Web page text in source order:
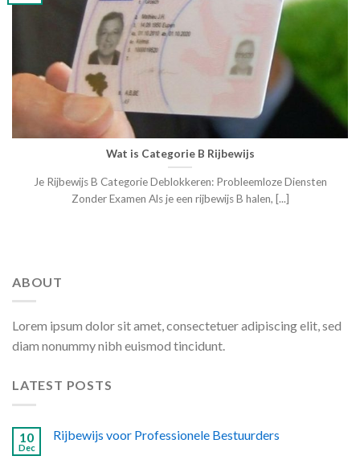
Wat is Categorie B Rijbewijs
Je Rijbewijs B Categorie Deblokkeren: Probleemloze Diensten
Zonder Examen Als je een rijbewijs B halen, [...]
ABOUT
Lorem ipsum dolor sit amet, consectetuer adipiscing elit, sed
diam nonummy nibh euismod tincidunt.
LATEST POSTS
10
Dec
Rijbewijs voor Professionele Bestuurders